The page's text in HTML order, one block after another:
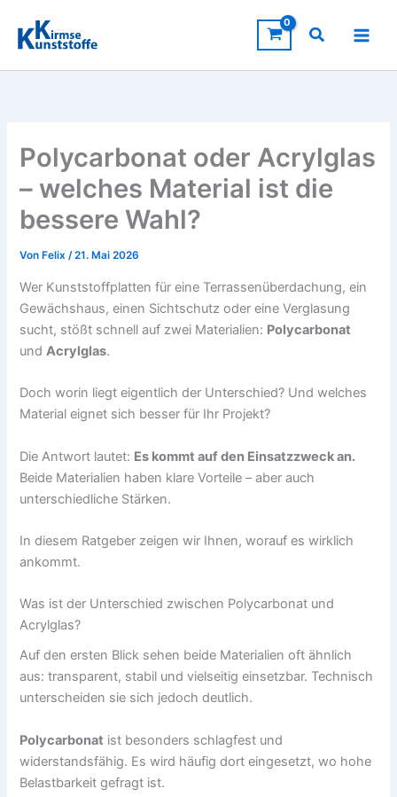
Inhalt
springen
Polycarbonat oder Acrylglas
– welches Material ist die
bessere Wahl?
Von Felix/21. Mai 2026
Wer Kunststoffplatten für eine Terrassenüberdachung, ein
Gewächshaus, einen Sichtschutz oder eine Verglasung
sucht, stößt schnell auf zwei Materialien: Polycarbonat
undAcrylglas.
Doch worin liegt eigentlich der Unterschied? Und welches
Material eignet sich besser für Ihr Projekt?
Die Antwort lautet: Es kommt auf den Einsatzzweck an.
Beide Materialien haben klare Vorteile – aber auch
unterschiedliche Stärken.
In diesem Ratgeber zeigen wir Ihnen, worauf es wirklich
ankommt.
Was ist der Unterschied zwischen Polycarbonat und
Acrylglas?
Auf den ersten Blick sehen beide Materialien oft ähnlich
aus: transparent, stabil und vielseitig einsetzbar. Technisch
unterscheiden sie sich jedoch deutlich.
Polycarbonat ist besonders schlagfest und
widerstandsfähig. Es wird häufig dort eingesetzt, wo hohe
Belastbarkeit gefragt ist.